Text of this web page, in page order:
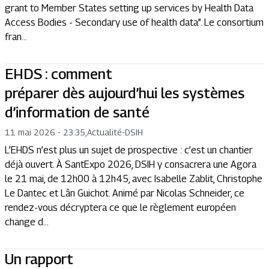
grant to Member States setting up services by Health Data
Access Bodies - Secondary use of health data”. Le consortium
fran...
EHDS : comment
préparer dès aujourd’hui les systèmes
d’information de santé
11 mai 2026 - 23:35 Actualité-DSIH
L’EHDS n’est plus un sujet de prospective : c’est un chantier
déjà ouvert. À SantExpo 2026, DSIH y consacrera une Agora
le 21 mai, de 12h00 à 12h45, avec Isabelle Zablit, Christophe
Le Dantec et Lân Guichot. Animé par Nicolas Schneider, ce
rendez-vous décryptera ce que le règlement européen
change d...
Un rapport